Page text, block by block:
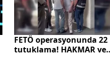
FETÖ operasyonunda 22
tutuklama! HAKMAR ve